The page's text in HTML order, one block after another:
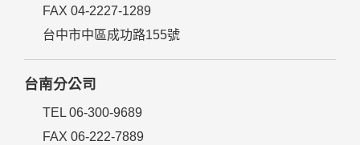
FAX 04-2227-1289
台中市中區成功路155號
台南分公司
TEL 06-300-9689
FAX 06-222-7889